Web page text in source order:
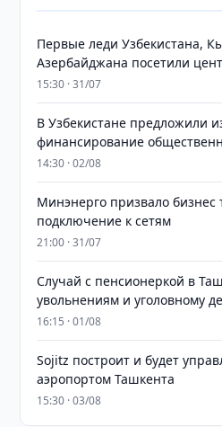
Первые леди Узбекистана,
Азербайджана посетили
15:30 · 31/07
В Узбекистане предложили
финансирование
14:30 · 02/08
Минэнерго призвало бизнес
подключение к сетям
21:00 · 31/07
Случай с пенсионеркой в
увольнениям и уголовному
16:15 · 01/08
Sojitz построит и будет
аэропортом Ташкента
15:30 · 03/08